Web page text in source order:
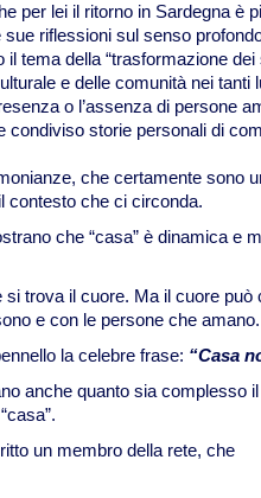
per lei il ritorno in Sardegna è
riflessioni sul senso
il tema della “trasformazione
e delle comunità nei
o l’assenza di persone
condiviso storie personali di
che certamente sono
contesto che ci circonda.
che “casa” è dinamica e
si trova il cuore. Ma il cuore
e con le persone che amano.
la celebre frase: “Casa
anche quanto sia complesso
un membro della rete, che